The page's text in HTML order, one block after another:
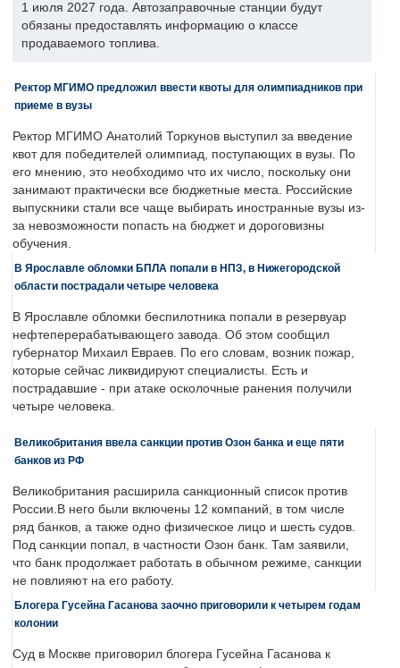
1 июля 2027 года. Автозаправочные станции будут
обязаны предоставлять информацию о классе
продаваемого топлива.
Ректор МГИМО предложил ввести квоты для олимпиадников при
приеме в вузы
Ректор МГИМО Анатолий Торкунов выступил за введение
квот для победителей олимпиад, поступающих в вузы. По
его мнению, это необходимо что их число, поскольку они
занимают практически все бюджетные места. Российские
выпускники стали все чаще выбирать иностранные вузы из-
за невозможности попасть на бюджет и дороговизны
обучения.
В Ярославле обломки БПЛА попали в НПЗ, в Нижегородской
области пострадали четыре человека
В Ярославле обломки беспилотника попали в резервуар
нефтеперерабатывающего завода. Об этом сообщил
губернатор Михаил Евраев. По его словам, возник пожар,
которые сейчас ликвидируют специалисты. Есть и
пострадавшие - при атаке осколочные ранения получили
четыре человека.
Великобритания ввела санкции против Озон банка и еще пяти
банков из РФ
Великобритания расширила санкционный список против
России.В него были включены 12 компаний, в том числе
ряд банков, а также одно физическое лицо и шесть судов.
Под санкции попал, в частности Озон банк. Там заявили,
что банк продолжает работать в обычном режиме, санкции
не повлияют на его работу.
Блогера Гусейна Гасанова заочно приговорили к четырем годам
колонии
Суд в Москве приговорил блогера Гусейна Гасанова к